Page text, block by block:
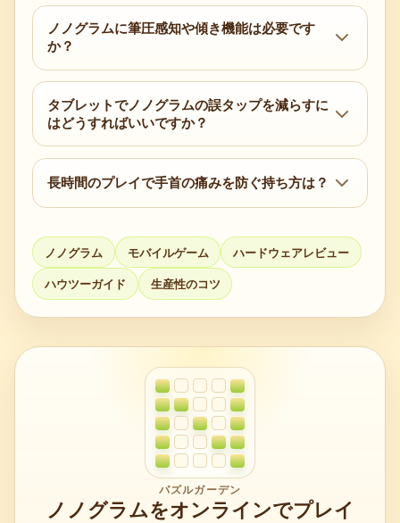
Galaxy Tab S シリーズ向けの Samsung S Pen
が最上位です。より幅広い対応を求めるなら、
タブレットや Chromebook に対応した USI
2.0 スタイラスを選んでください。
ノノグラムに筆圧感知や傾き機能は必要です
か？
いいえ。ノノグラムは二択入力です。筆圧や傾
きよりも、ホバー、パームリジェクション、低
遅延、細いペン先を優先してください。
タブレットでノノグラムの誤タップを減らすに
はどうすればいいですか？
グリッドを大きくし、ホバープレビューとパー
ムリジェクションを有効にし、ダブルタップを
消しゴムに割り当て、マット系保護フィルムを
長時間のプレイで手首の痛みを防ぐ持ち方は？
い、手首は中立、前腕を支えます。10〜15 分
ごとに 20〜30 秒の休憩を取りましょう。
ノノグラム モバイルゲーム ハードウェアレビュー
ハウツーガイド 生産性のコツ
パズルガーデン
ノノグラムをオンラインでプレイ